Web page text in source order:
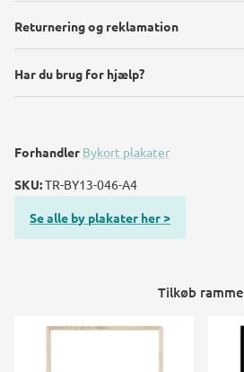
Returnering og reklamation
Har du brug for hjælp?
Forhandler Bykort plakater
SKU:TR-BY13-046-A4
Se alle by plakater her >
Tilkøb ramme